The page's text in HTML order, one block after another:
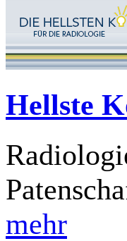
Hellste
mehr